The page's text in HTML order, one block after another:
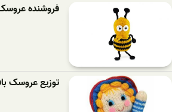
فروشنده
توزیع عروسک